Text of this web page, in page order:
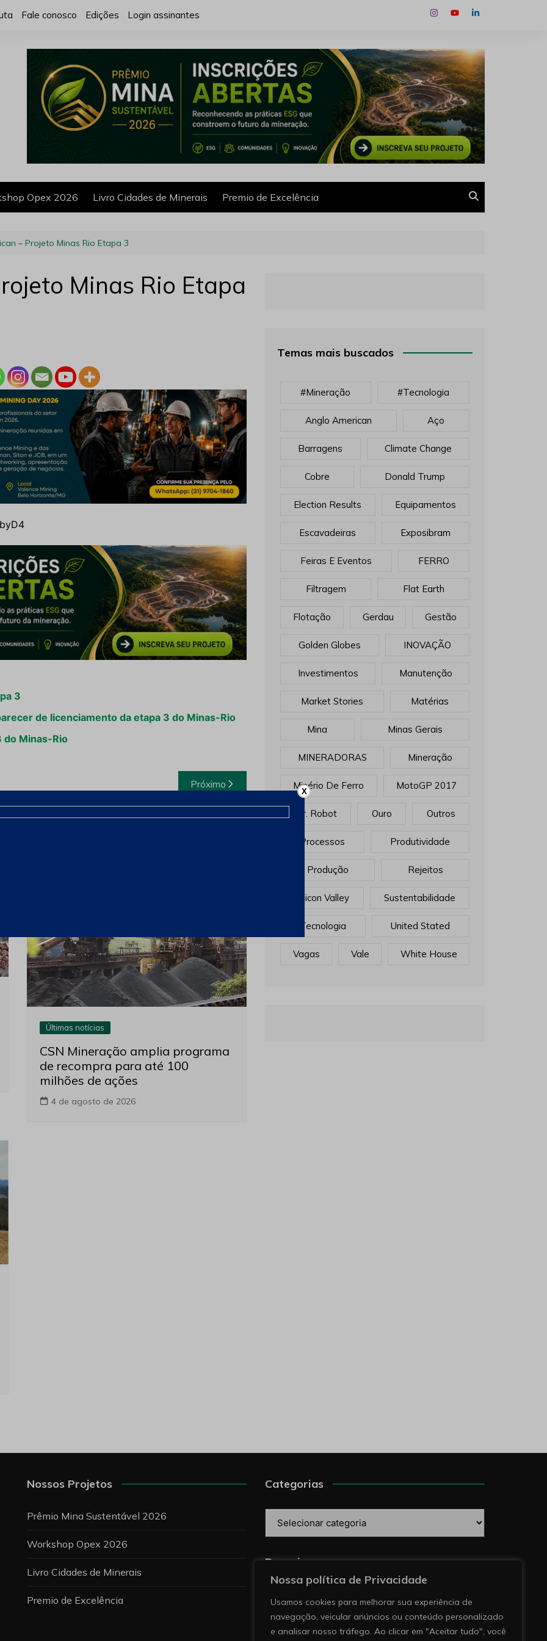
Nossa política de Privacidade
Usamos cookies para melhorar sua experiência de
navegação, veicular anúncios ou conteúdo personalizado
e analisar nosso tráfego. Ao clicar em "Aceitar tudo", você
Fale conosco Edições Login assinantes
Opex 2026 Livro Cidades de Minerais Premio de Excelência
– Projeto Minas Rio Etapa 3
Minas Rio Etapa
3
de licenciamento da etapa 3 do Minas-Rio
do Minas-Rio
Próximo
Últimas notícias
CSN Mineração amplia programa
de recompra para até 100
milhões de ações
4 de agosto de 2026
Temas mais buscados
#mineração #tecnologia
Anglo American Aço
Barragens Climate Change
Cobre Donald Trump
Election Results Equipamentos
Escavadeiras Exposibram
Feiras E Eventos FERRO
Filtragem Flat Earth
Flotação Gerdau Gestão
Golden Globes INOVAÇÃO
Investimentos Manutenção
Market Stories Matérias
Mina Minas Gerais
MINERADORAS Mineração
Minério De Ferro MotoGP 2017
Mr. Robot Ouro Outros
Processos Produtividade
Produção Rejeitos
Sillicon Valley Sustentabilidade
Tecnologia United Stated
Vagas Vale White House
Nossos Projetos
Prêmio Mina Sustentável 2026
Workshop Opex 2026
Livro Cidades de Minerais
Premio de Excelência
Categorias
Pesquise
X